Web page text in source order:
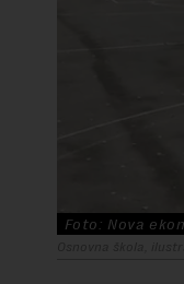
Foto: Nova